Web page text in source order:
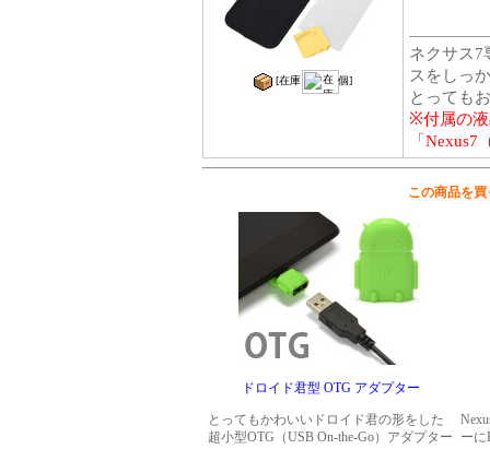
[在庫 個]
ネクサス7
スをしっ
とっても
※付属の液
「
この商品を
ドロイド君型 OTG アダプター
とってもかわいいドロイド君の形をした
超小型OTG（USB On-the-Go）アダプター
ー